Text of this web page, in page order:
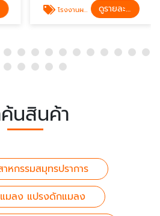
โรงงานผลิตแปรงอุตสาหกรรมชลบุรี ดูรายละเอียด
นสินค้า
หกรรมสมุทรปราการ
มลง แปรงดักแมลง